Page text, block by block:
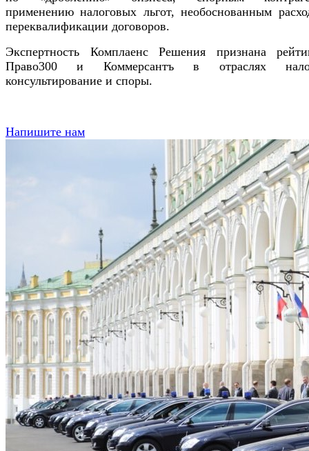
применению налоговых льгот, необоснованным
переквалификации договоров.
Экспертность Комплаенс Решения признана
Право300 и Коммерсантъ в отраслях
консультирование и споры.
Напишите нам